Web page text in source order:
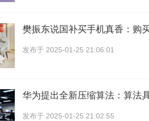
樊振东说国补买手机真香：购
发布于 2025-01-25 21:06:01
华为提出全新压缩算法：算法
发布于 2025-01-25 21:02:55